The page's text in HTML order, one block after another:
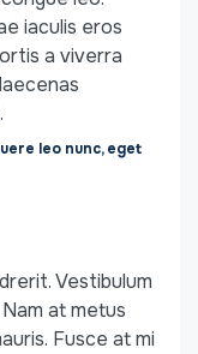
iaculis eros
a viverra
leo nunc, eget
Vestibulum
at metus
Fusce at mi